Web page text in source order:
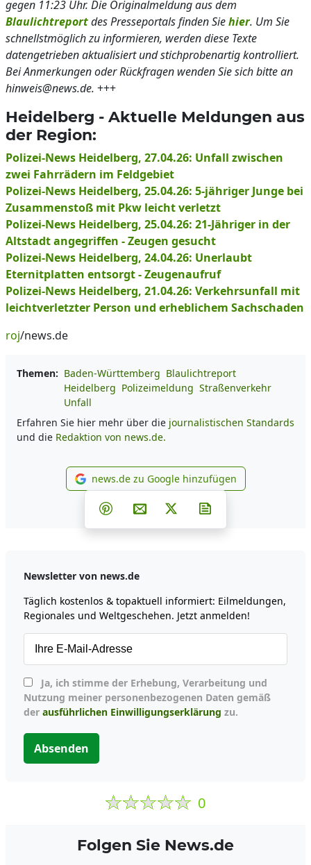
gegen 11:23 Uhr. Die Originalmeldung aus dem
Blaulichtreportdes Presseportals finden Siehier. Um Sie
schnellstmöglich zu informieren, werden diese Texte
datengetrieben aktualisiert und stichprobenartig kontrolliert.
Bei Anmerkungen oder Rückfragen wenden Sie sich bitte an
hinweis@news.de. +++
Heidelberg - Aktuelle Meldungen aus
der Region:
Polizei-News Heidelberg, 27.04.26: Unfall zwischen
zwei Fahrrädern im Feldgebiet
Polizei-News Heidelberg, 25.04.26: 5-jähriger Junge bei
Zusammenstoß mit Pkw leicht verletzt
Polizei-News Heidelberg, 25.04.26: 21-Jähriger in der
Altstadt angegriffen - Zeugen gesucht
Polizei-News Heidelberg, 24.04.26: Unerlaubt
Eternitplatten entsorgt - Zeugenaufruf
Polizei-News Heidelberg, 21.04.26: Verkehrsunfall mit
leichtverletzter Person und erheblichem Sachschaden
roj/news.de
Themen: Baden-Württemberg Blaulichtreport
Heidelberg Polizeimeldung Straßenverkehr
Unfall
Erfahren Sie hier mehr über die journalistischen Standards
und die Redaktion von news.de.
news.de zu Google
news.de zu Google hinzufügen
Teilen auf Facebook
Teilen auf Whatsapp
Teilen auf Telegram
Teilen auf Pinterest
Per E-Mail teilen
Post auf X
Newsletter von news.de
Täglich kostenlos & topaktuell informiert: Eilmeldungen,
Regionales und Weltgeschehen. Jetzt anmelden!
Nutzung meiner personenbezogenen Daten gemäß
der ausführlichen Einwilligungserklärung zu.
Absenden
0
Folgen Sie News.de